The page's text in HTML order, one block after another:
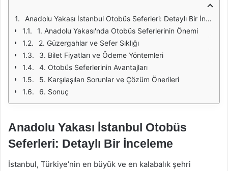
Anadolu Yakası İstanbul Otobüs Seferleri: Detaylı Bir İnceleme
1. Anadolu Yakası'nda Otobüs Seferlerinin Önemi
2. Güzergahlar ve Sefer Sıklığı
3. Bilet Fiyatları ve Ödeme Yöntemleri
4. Otobüs Seferlerinin Avantajları
5. Karşılaşılan Sorunlar ve Çözüm Önerileri
6. Sonuç
Anadolu Yakası İstanbul Otobüs
Seferleri: Detaylı Bir İnceleme
İstanbul, Türkiye’nin en büyük ve en kalabalık şehri